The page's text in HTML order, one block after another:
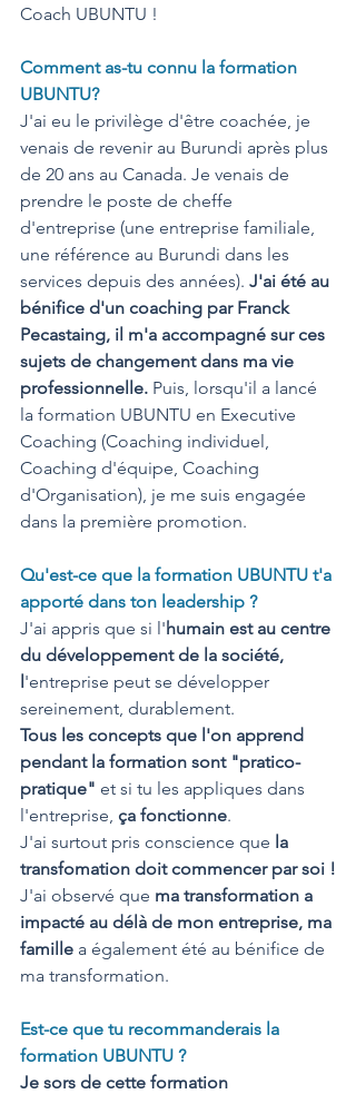
Coach UBUNTU !
Comment as-tu connu la formation
UBUNTU?
J'ai eu le privilège d'être coachée, je
venais de revenir au Burundi après plus
de 20 ans au Canada. Je venais de
prendre le poste de cheffe
d'entreprise (une entreprise familiale,
une référence au Burundi dans les
services depuis des années). J'ai été au
bénifice d'un coaching par Franck
Pecastaing, il m'a accompagné sur ces
sujets de changement dans ma vie
professionnelle. Puis, lorsqu'il a lancé
la formation UBUNTU en Executive
Coaching (Coaching individuel,
Coaching d'équipe, Coaching
d'Organisation), je me suis engagée
dans la première promotion.
Qu'est-ce que la formation UBUNTU t'a
apporté dans ton leadership ?
J'ai appris que si l'humain est au centre
du développement de la société,
l'entreprise peut se développer
sereinement, durablement.
Tous les concepts que l'on apprend
pendant la formation sont "pratico-
pratique" et si tu les appliques dans
l'entreprise, ça fonctionne.
J'ai surtout pris conscience que la
transfomation doit commencer par soi !
J'ai observé que ma transformation a
impacté au délà de mon entreprise, ma
famille a également été au bénifice de
ma transformation.
Est-ce que tu recommanderais la
formation UBUNTU ?
Je sors de cette formation